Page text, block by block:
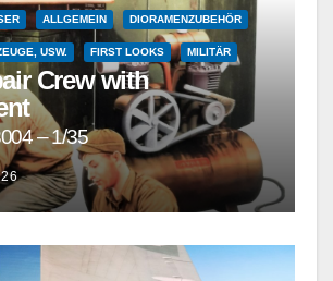
ALLGEMEIN DIORAMENZUBEHÖR
USW. FIRST LOOKS MILITÄR
Crew with
– 1/35